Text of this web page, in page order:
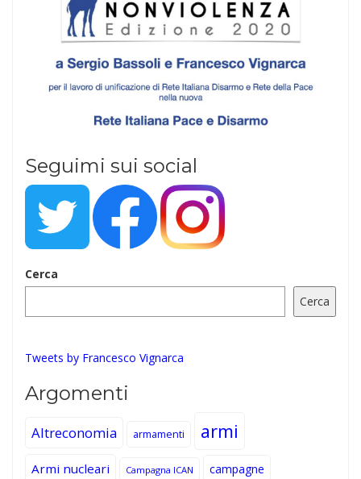
Seguimi sui social
Cerca
Cerca
Tweets by Francesco Vignarca
Argomenti
Altreconomia armamenti armi
Armi nucleari Campagna ICAN campagne